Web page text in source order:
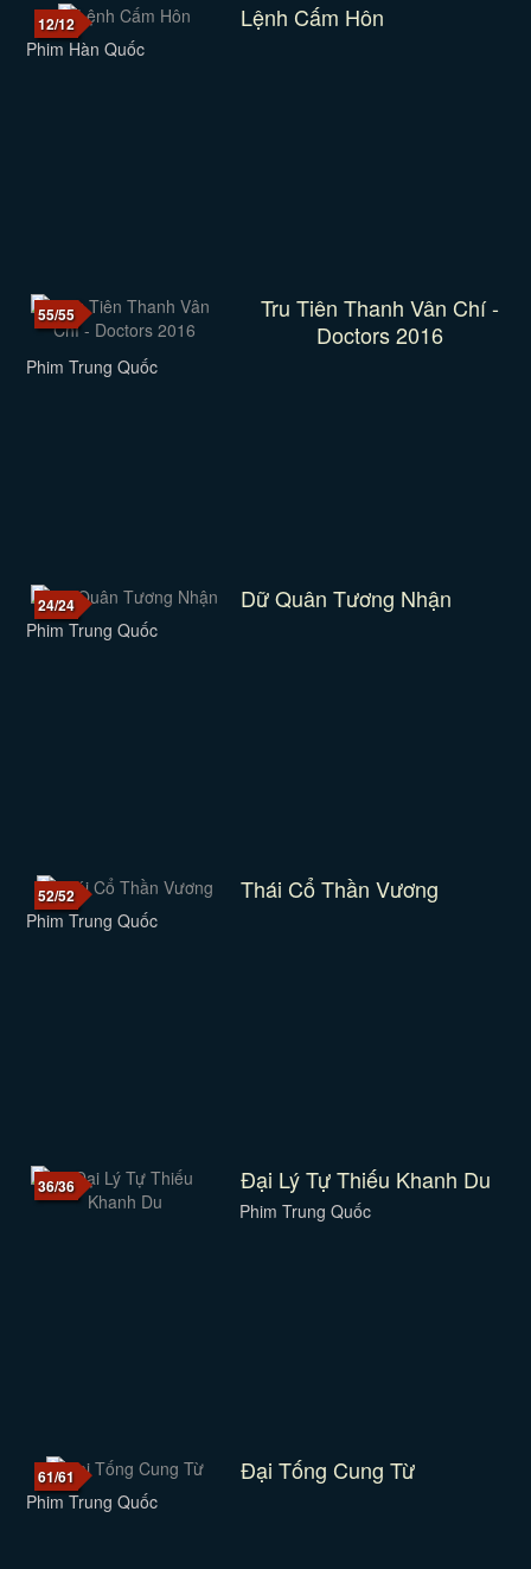
12/12 Lệnh Cấm Hôn
Phim Hàn Quốc
55/55
Tru Tiên Thanh Vân Chí -
Doctors 2016
Phim Trung Quốc
24/24 Dữ Quân Tương Nhận
Phim Trung Quốc
52/52 Thái Cổ Thần Vương
Phim Trung Quốc
36/36 Đại Lý Tự Thiếu Khanh Du
Phim Trung Quốc
61/61 Đại Tống Cung Từ
Phim Trung Quốc